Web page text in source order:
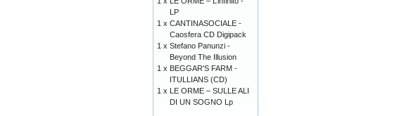
LP
1 x CANTINASOCIALE -
Caosfera CD Digipack
1 x Stefano Panunzi -
Beyond The Illusion
1 x BEGGAR'S FARM -
ITULLIANS (CD)
1 x LE ORME – SULLE ALI
DI UN SOGNO Lp